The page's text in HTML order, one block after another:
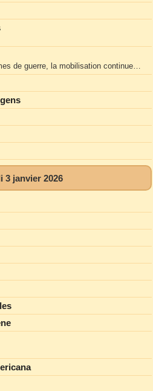
de guerre, la mobilisation continue…
3 janvier 2026